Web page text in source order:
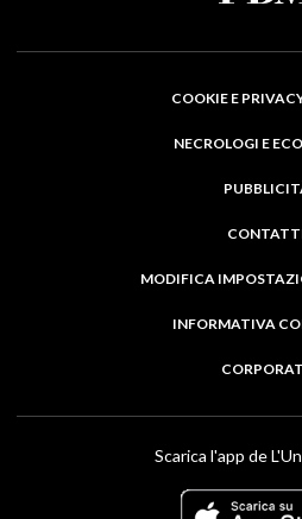
COOKIE E
NECROLOGI E
MODIFICA
INFORMATIVA
Scarica l'app de